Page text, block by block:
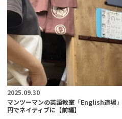
2025.09.30
マンツーマンの英語教室「English道場
円でネイティブに【前編】